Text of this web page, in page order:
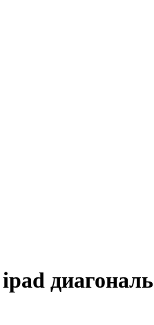
диагональ